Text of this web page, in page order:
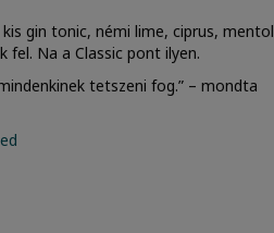
gin tonic, némi lime, ciprus, mentol
fel. Na a Classic pont ilyen.
tetszeni fog.” – mondta